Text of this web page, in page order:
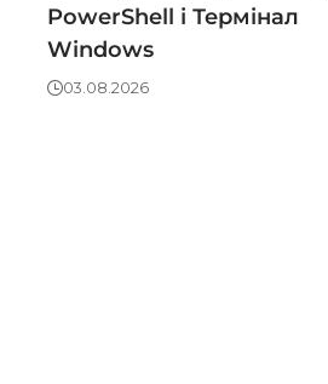
PowerShell і Термінал
Windows
03.08.2026